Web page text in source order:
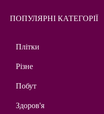
ПОПУЛЯРНІ КАТЕГОРІЇ
Плітки
Різне
Побут
Здоров'я